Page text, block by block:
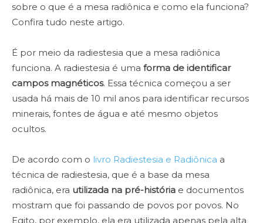
sobre o que é a mesa radiônica e como ela funciona?
Confira tudo neste artigo.
É por meio da radiestesia que a mesa radiônica
funciona. A radiestesia é uma forma de identificar
campos magnéticos. Essa técnica começou a ser
usada há mais de 10 mil anos para identificar recursos
minerais, fontes de água e até mesmo objetos
ocultos.
De acordo com o livro Radiestesia e Radiônica a
técnica de radiestesia, que é a base da mesa
radiônica, era utilizada na pré-história e documentos
mostram que foi passando de povos por povos. No
Egito, por exemplo, ela era utilizada apenas pela alta